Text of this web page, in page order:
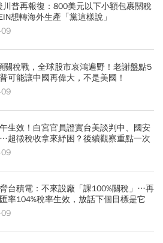
川普再報復：800美元以下小額包裹關稅
想轉海外生產「黨這樣說」
關稅戰，全球股市哀鴻遍野！老謝盤點5
可能讓中國再偉大，不是美國！
生效！白宮官員證實台美談判中、國安
超徵稅收拿來紓困？後續觀察重點一次
台積電：不來設廠「課100%關稅」…再
率104%稅率生效，放話下個目標是它